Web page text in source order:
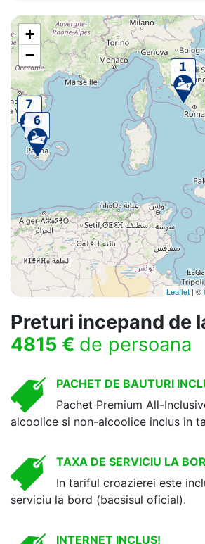
+
−
Leaflet | ©
Preturi incepand de
4815 € de persoana
PACHET DE BAUTURI
Pachet Premium All-
alcoolice si non-alcoolice inclus in
TAXA DE SERVICIU LA
In tariful croazierei este
serviciu la bord (bacsisul oficial).
INTERNET INCLUS!